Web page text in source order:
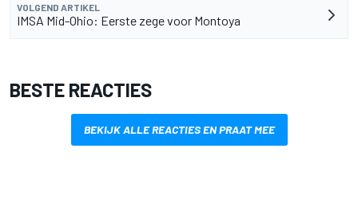
VOLGEND ARTIKEL
IMSA Mid-Ohio: Eerste zege voor Montoya
BESTE REACTIES
BEKIJK ALLE REACTIES EN PRAAT MEE